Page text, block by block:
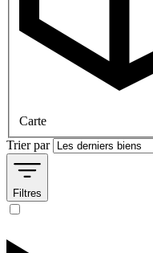
Carte
Trier par
Filtres